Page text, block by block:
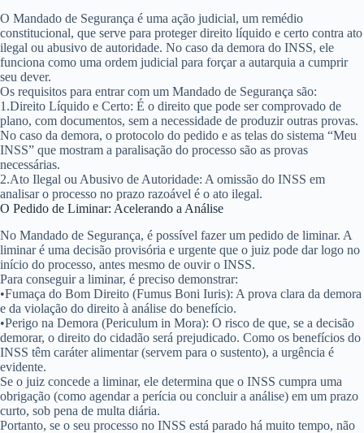
O Mandado de Segurança é uma ação judicial, um remédio
constitucional, que serve para protegerdireito líquido e certo contra ato
ilegal ou abusivo de autoridade. No caso da demora do INSS, ele
funciona como uma ordem judicial para forçar a autarquia a cumprir
seu dever.
Os requisitos para entrar com um Mandado de Segurança são:
1.Direito Líquido e Certo: É o direito que pode ser comprovado de
plano, com documentos, sem a necessidade de produzir outras provas.
No caso da demora, o protocolo do pedido e as telas do sistema “Meu
INSS” que mostram a paralisação do processo são as provas
necessárias.
2.Ato Ilegal ou Abusivo de Autoridade: A omissão do INSS em
analisar o processo no prazo razoável é o ato ilegal.
O Pedido de Liminar: Acelerando a Análise
No Mandado de Segurança, é possível fazer um pedido de liminar. A
liminar é uma decisão provisória e urgente que o juiz pode dar logo no
início do processo, antes mesmo de ouvir o INSS.
Para conseguir a liminar, é preciso demonstrar:
•Fumaça do Bom Direito (Fumus Boni Iuris): A prova clara da demora
e da violação do direito à análise do benefício.
•Perigo na Demora (Periculum in Mora): O risco de que, se a decisão
demorar, o direito do cidadão será prejudicado. Como os benefícios do
INSS têm caráter alimentar (servem para o sustento), a urgência é
evidente.
Se o juiz concede a liminar, ele determina que o INSS cumpra uma
obrigação (como agendar a perícia ou concluir a análise) em um prazo
curto, sob pena de multa diária.
Portanto, se o seu processo no INSS está parado há muito tempo, não